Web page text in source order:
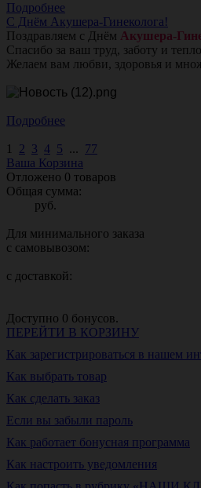
Подробнее
С Днём Акушера-Гинеколога!
Поздравляем с Днём Акушера-
Спасибо за ваш труд, заботу и
Желаем вам любви, здоровья и
Подробнее
1 2 3 4 5 ... 77
Ваша Корзина
Отложено 0 товаров
Общая сумма:
руб.
Для минимального заказа
с самовывозом:
с доставкой:
Доступно 0 бонусов.
ПЕРЕЙТИ В КОРЗИНУ
Как зарегистрироваться в нашем
Как выбрать товар
Как сделать заказ
Если вы забыли пароль
Как работает бонусная программа
Как настроить уведомления